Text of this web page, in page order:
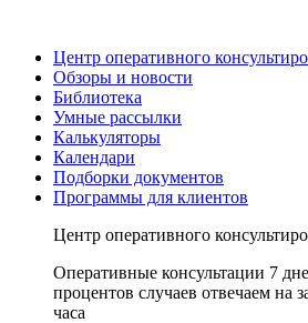
Центр оперативного
Обзоры и новости
Библиотека
Умные рассылки
Калькуляторы
Календари
Подборки документов
Программы для клиентов
Центр оперативного
Оперативные консультации 7
процентов случаев отвечаем на
часа